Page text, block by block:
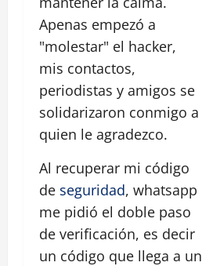
Apenas empezó a
"molestar" el hacker,
mis contactos,
periodistas y amigos se
solidarizaron conmigo a
quien le agradezco.
Al recuperar mi código
de seguridad, whatsapp
me pidió el doble paso
de verificación, es decir
un código que llega a un